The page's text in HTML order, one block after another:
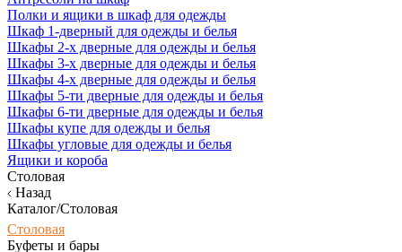
Полки и ящики в шкаф для одежды
Шкаф 1-дверный для одежды и белья
Шкафы 2-х дверные для одежды и белья
Шкафы 3-х дверные для одежды и белья
Шкафы 4-х дверные для одежды и белья
Шкафы 5-ти дверные для одежды и белья
Шкафы 6-ти дверные для одежды и белья
Шкафы купе для одежды и белья
Шкафы угловые для одежды и белья
Ящики и короба
Столовая
Назад
Каталог/Столовая
Столовая
Буфеты и бары